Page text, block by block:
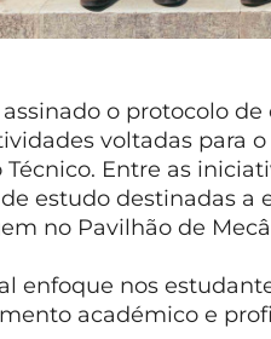
o protocolo
voltadas para
Entre as
estudo destinadas a
no Pavilhão de
enfoque nos
académico e